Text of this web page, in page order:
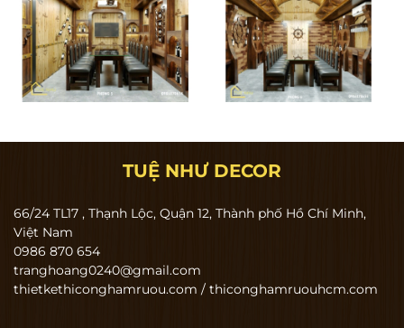
TUỆ NHƯ DECOR
66/24 TL17 , Thạnh Lộc, Quận 12, Thành phố Hồ Chí Minh,
Việt Nam
0986 870 654
tranghoang0240@gmail.com
thietkethiconghamruou.com / thiconghamruouhcm.com